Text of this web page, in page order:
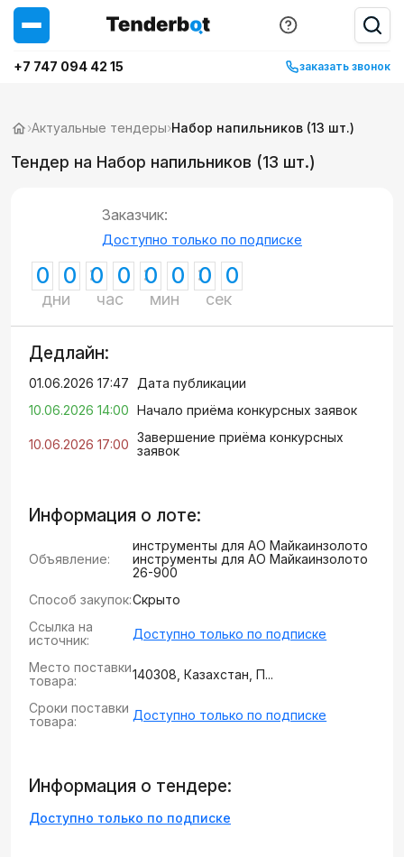
+7 747 094 42 15 заказать звонок
›Актуальные тендеры›Набор напильников (13 шт.)
Тендер на Набор напильников (13 шт.)
Заказчик:
Доступно только по подписке
0 0
дни
0 0
час
0 0
мин
0 0
сек
Дедлайн:
01.06.2026 17:47
Дата публикации
10.06.2026 14:00 Начало приёма конкурсных заявок
10.06.2026 17:00 Завершение приёма конкурсных
заявок
Информация о лоте:
Объявление:
инструменты для АО Майкаинзолото
инструменты для АО Майкаинзолото
26-900
Способ закупок:Скрыто
Ссылка на
источник:
Доступно только по подписке
Место поставки
товара:
140308, Казахстан, П...
Сроки поставки
товара:
Доступно только по подписке
Информация о тендере:
Доступно только по подписке